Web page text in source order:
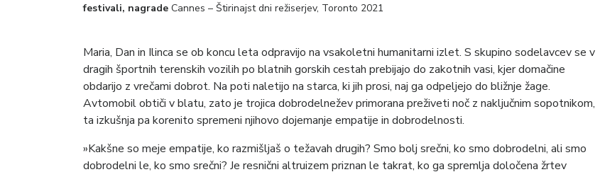
festivali, nagrade Cannes – Štirinajst dni režiserjev, Toronto 2021
Maria, Dan in Ilinca se ob koncu leta odpravijo na vsakoletni humanitarni izlet. S skupino sodelavcev se v
dragih športnih terenskih vozilih po blatnih gorskih cestah prebijajo do zakotnih vasi, kjer domačine
obdarijo z vrečami dobrot. Na poti naletijo na starca, ki jih prosi, naj ga odpeljejo do bližnje žage.
Avtomobil obtiči v blatu, zato je trojica dobrodelnežev primorana preživeti noč z naključnim sopotnikom,
ta izkušnja pa korenito spremeni njihovo dojemanje empatije in dobrodelnosti.
»Kakšne so meje empatije, ko razmišljaš o težavah drugih? Smo bolj srečni, ko smo dobrodelni, ali smo
dobrodelni le, ko smo srečni? Je resnični altruizem priznan le takrat, ko ga spremlja določena žrtev